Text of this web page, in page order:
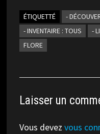
ÉTIQUETTÉ -
- INVENTAIRE : TOUS
-
FLORE
Laisser un
Vous devez vous